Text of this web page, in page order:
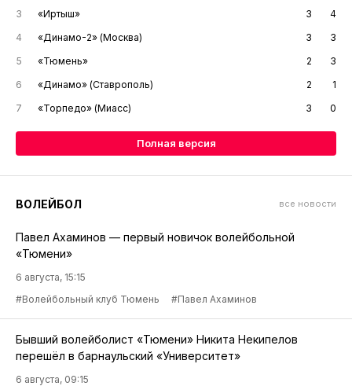
3
«Иртыш» 3
4
4
«Динамо-2» (Москва) 3
3
5
«Тюмень» 2
3
6
«Динамо» (Ставрополь) 2
1
7
«Торпедо» (Миасс) 3 0
Полная версия
ВОЛЕЙБОЛ все новости
Павел Ахаминов — первый новичок волейбольной
«Тюмени»
6 августа, 15:15
#Волейбольный клуб Тюмень
#Павел Ахаминов
Бывший волейболист «Тюмени» Никита Некипелов
перешёл в барнаульский «Университет»
6 августа, 09:15